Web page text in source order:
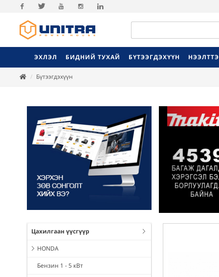
Facebook
ЭХЛЭЛ БИДНИЙ ТУХАЙ БҮТЭЭГДЭХҮҮН
Бүтээгдэхүүн
Цахилгаан үүсгүүр
HONDA
Бензин 1 - 5 кВт